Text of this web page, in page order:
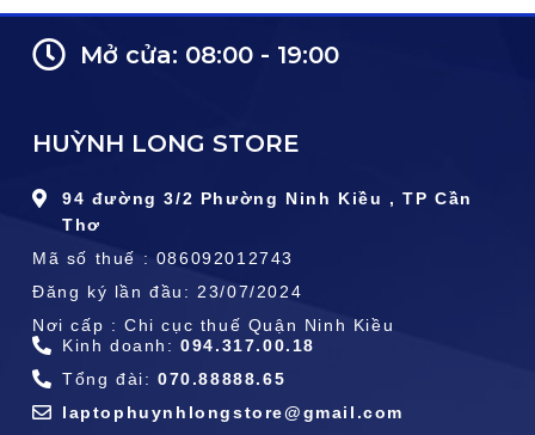
Mở cửa: 08:00 - 19:00
HUỲNH LONG STORE
94 đường 3/2 Phường Ninh Kiều , TP Cần
Thơ
Mã số thuế : 086092012743
Đăng ký lần đầu: 23/07/2024
Nơi cấp : Chi cục thuế Quận Ninh Kiều
Kinh doanh:094.317.00.18
Tổng đài: 070.88888.65
laptophuynhlongstore@gmail.com